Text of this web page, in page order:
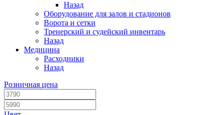
Назад
Оборудование для залов и стадионов
Ворота и сетки
Тренерский и судейский инвентарь
Назад
Медицина
Расходники
Назад
Розничная цена